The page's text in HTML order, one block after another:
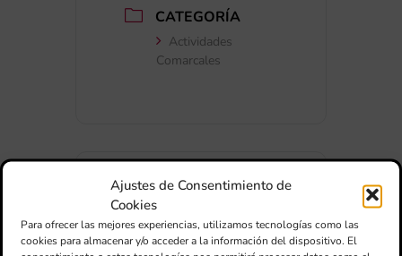
Ajustes de Consentimiento de
Cookies
Para ofrecer las mejores experiencias, utilizamos tecnologías como las
cookies para almacenar y/o acceder a la información del dispositivo. El
CATEGORÍA
Actividades
Comarcales
+ Añadir a Google Calendar